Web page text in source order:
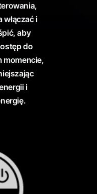
włączać i
aby
do
momencie,
i